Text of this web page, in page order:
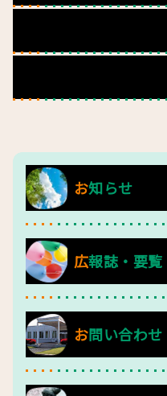
お知らせ
広報誌・要覧
お問い合わせ